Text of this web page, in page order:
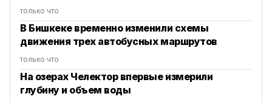
только что
В Бишкеке временно изменили схемы
движения трех автобусных маршрутов
только что
На озерах Челектор впервые измерили
глубину и объем воды